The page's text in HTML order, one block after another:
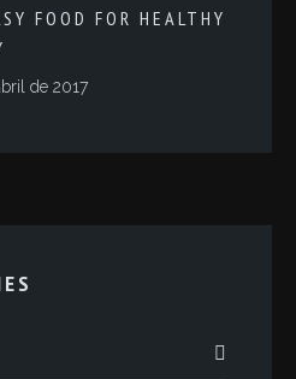
FOOD FOR HEALTHY
de 2017